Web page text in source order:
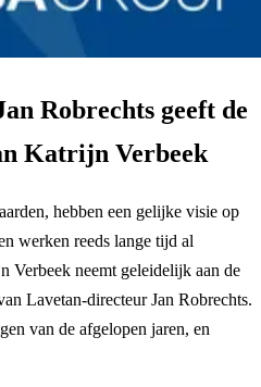
Robrechts geeft de
Katrijn Verbeek
hebben een gelijke visie op
werken reeds lange tijd al
Verbeek neemt geleidelijk aan de
Lavetan-directeur Jan Robrechts.
van de afgelopen jaren, en